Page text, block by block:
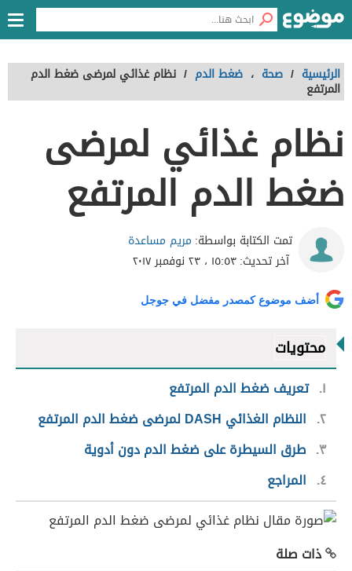
الرئيسية / صحة ، ضغط الدم / نظام غذائي لمرضى ضغط الدم
المرتفع
نظام غذائي لمرضى
ضغط الدم المرتفع
تمت الكتابة بواسطة: مريم مساعدة
آخر تحديث:١٥:٥٣ ، ٢٣ نوفمبر ٢٠١٧
أضف موضوع كمصدر مفضل في جوجل
محتويات
١ تعريف ضغط الدم المرتفع
٢ النظام الغذائي DASH لمرضى ضغط الدم المرتفع
٣ طرق السيطرة على ضغط الدم دون أدوية
٤
المراجع
ذات صلة